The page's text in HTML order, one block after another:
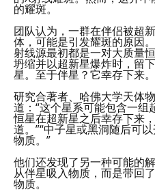
的耀斑。
团队认为，一群在伴侣被超
体，可能是引发耀斑的原因
射线源最初都是一对大质量
坍缩并以超新星爆炸时，留
星。至于伴星？它幸存下来。
研究合著者、哈佛大学天体
道：“这个星系可能包含一
恒星在超新星之后幸存下来
道。”“中子星或黑洞随后可
物质。”
他们还发现了另一种可能的
从伴星吸入物质，而是带回
物质。